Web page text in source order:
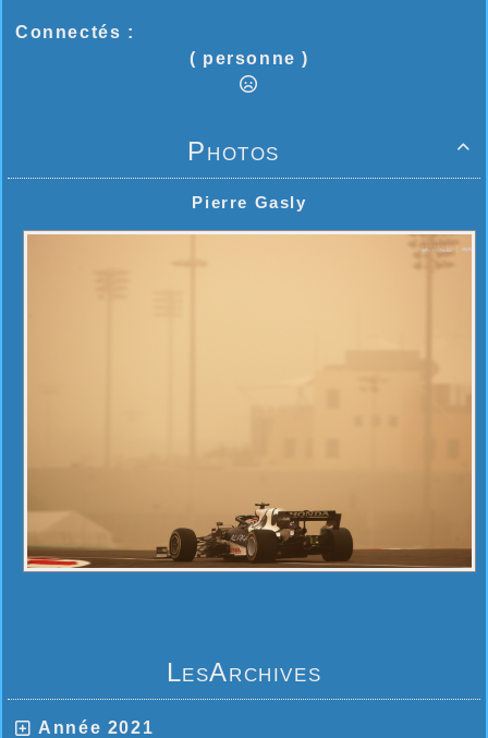
Connectés :
( personne )

Photos
Pierre Gasly
LesArchives
Année 2021